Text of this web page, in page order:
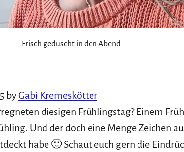
Frisch geduscht in den Abend
byGabi Kremeskötter
diesigen Frühlingstag? Einem
Und der doch eine Menge Zeichen
habe 🙂 Schaut euch gern die